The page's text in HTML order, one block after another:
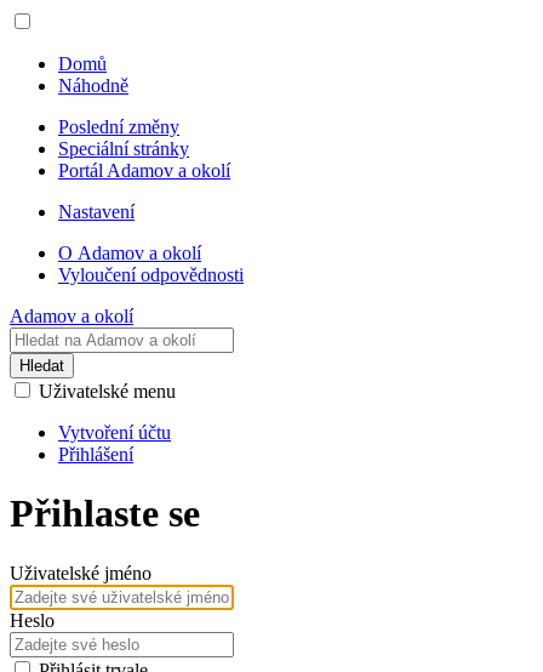
Domů
Náhodně
Poslední změny
Speciální stránky
Portál Adamov a okolí
Nastavení
O Adamov a okolí
Vyloučení odpovědnosti
Adamov a okolí
Hledat
Uživatelské menu
Vytvoření účtu
Přihlášení
Přihlaste se
Uživatelské jméno
Heslo